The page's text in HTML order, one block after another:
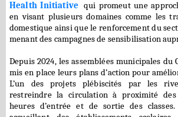
Health Initiative qui promeut une
en visant plusieurs domaines comme les
domestique ainsi que le renforcement du
menant des campagnes de sensibilisation
Depuis 2024, les assemblées municipales du
mis en place leurs plans d’action pour
L’un des projets plébiscités par les
restreindre la circulation à proximité des
heures d’entrée et de sortie des